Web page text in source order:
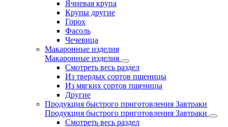
Ячневая крупа
Крупы другие
Горох
Фасоль
Чечевица
Макаронные изделия
Макаронные изделия
Смотреть весь раздел
Из твердых сортов пшеницы
Из мягких сортов пшеницы
Другие
Продукция быстрого приготовления Завтраки
Продукция быстрого приготовления Завтраки
Смотреть весь раздел